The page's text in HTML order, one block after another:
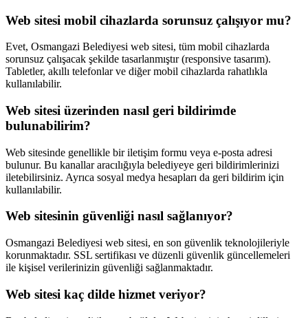
Web sitesi mobil cihazlarda sorunsuz çalışıyor mu?
Evet, Osmangazi Belediyesi web sitesi, tüm mobil cihazlarda
sorunsuz çalışacak şekilde tasarlanmıştır (responsive tasarım).
Tabletler, akıllı telefonlar ve diğer mobil cihazlarda rahatlıkla
kullanılabilir.
Web sitesi üzerinden nasıl geri bildirimde
bulunabilirim?
Web sitesinde genellikle bir iletişim formu veya e-posta adresi
bulunur. Bu kanallar aracılığıyla belediyeye geri bildirimlerinizi
iletebilirsiniz. Ayrıca sosyal medya hesapları da geri bildirim için
kullanılabilir.
Web sitesinin güvenliği nasıl sağlanıyor?
Osmangazi Belediyesi web sitesi, en son güvenlik teknolojileriyle
korunmaktadır. SSL sertifikası ve düzenli güvenlik güncellemeleri
ile kişisel verilerinizin güvenliği sağlanmaktadır.
Web sitesi kaç dilde hizmet veriyor?